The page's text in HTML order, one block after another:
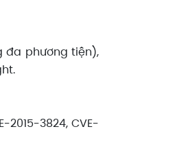
đa phương tiện),
2015-3824, CVE-